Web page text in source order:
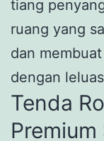
tiang
ruang yang
dan
dengan
Tenda